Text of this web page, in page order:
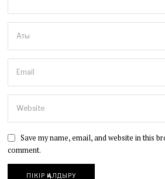
Save my name, email, and website in this
comment.